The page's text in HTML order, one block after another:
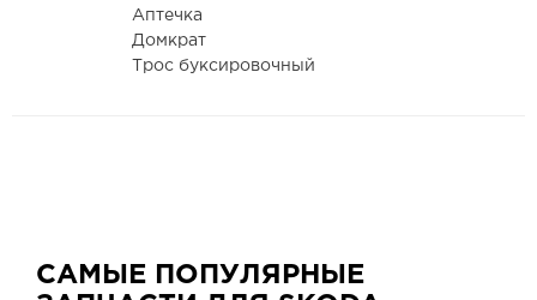
Аптечка
Домкрат
Трос буксировочный
САМЫЕ ПОПУЛЯРНЫЕ